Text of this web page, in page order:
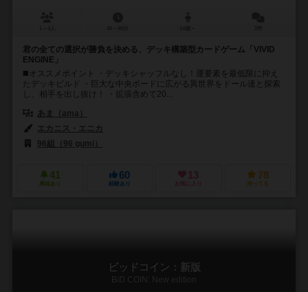
君の全ての選択が勝負を決める、デッキ構築型カードゲーム「VIVID
ENGINE」
◼️オススメポイント ・デッキシャッフルなし！運要素を最低限に抑え
たデッキビルド ・巨大な中央ボードに広がる異世界をドール達と探索
し、相手を出し抜け！ ・拡張含めて20...
あま（ama）
エカニス・エニカ
96組（96 gumi）
41
興味あり
60
経験あり
13
お気に入り
78
持ってる
ビッドコイン：新版
BiD COIN: New edition